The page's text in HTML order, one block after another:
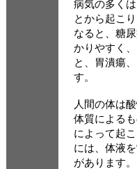
病気の多く
とから起こ
なると、糖
かりやすく
と、胃潰瘍
す。
人間の体は
体質による
によって起
には、体液
があります。